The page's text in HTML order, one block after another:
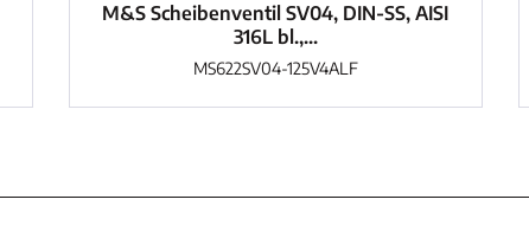
M&S Scheibenventil SV04, DIN-SS, AISI
316L bl.,...
MS622SV04-125V4ALF